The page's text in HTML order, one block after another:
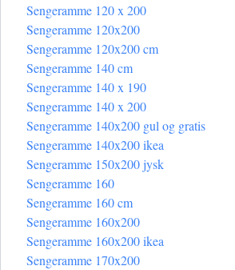
Sengeramme 120 x 200
Sengeramme 120x200
Sengeramme 120x200 cm
Sengeramme 140 cm
Sengeramme 140 x 190
Sengeramme 140 x 200
Sengeramme 140x200 gul og gratis
Sengeramme 140x200 ikea
Sengeramme 150x200 jysk
Sengeramme 160
Sengeramme 160 cm
Sengeramme 160x200
Sengeramme 160x200 ikea
Sengeramme 170x200